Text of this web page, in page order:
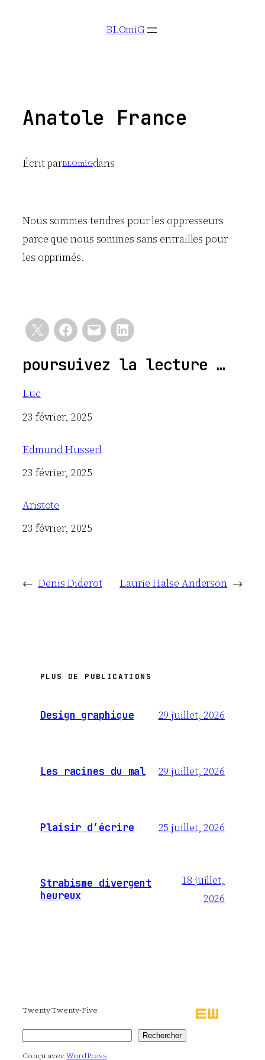
BLOmiG
Anatole France
Écrit parBLOmiGdans
Nous sommes tendres pour les oppresseurs
parce que nous sommes sans entrailles pour
les opprimés.
poursuivez la lecture …
Luc
Date
23 février, 2025
Edmund Husserl
Date
23 février, 2025
Aristote
Date
23 février, 2025
← Denis Diderot Laurie Halse Anderson →
PLUS DE PUBLICATIONS
Design graphique 29 juillet, 2026
Les racines du mal 29 juillet, 2026
Plaisir d’écrire 25 juillet, 2026
Strabisme divergent
heureux
18 juillet,
2026
Twenty Twenty-Five
Rechercher Rechercher
Conçu avecWordPress